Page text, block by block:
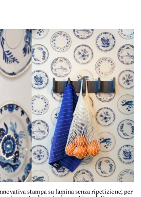
stampa su lamina senza ripetizione; per